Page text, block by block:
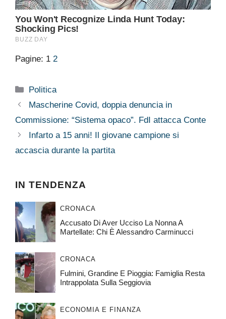
Pagine: 1 2
Categorie
Politica
Mascherine Covid, doppia denuncia in
Commissione: “Sistema opaco”. FdI attacca Conte
Infarto a 15 anni! Il giovane campione si
accascia durante la partita
IN TENDENZA
CRONACA
Accusato Di Aver Ucciso La Nonna A
Martellate: Chi È Alessandro Carminucci
CRONACA
Fulmini, Grandine E Pioggia: Famiglia Resta
Intrappolata Sulla Seggiovia
ECONOMIA E FINANZA